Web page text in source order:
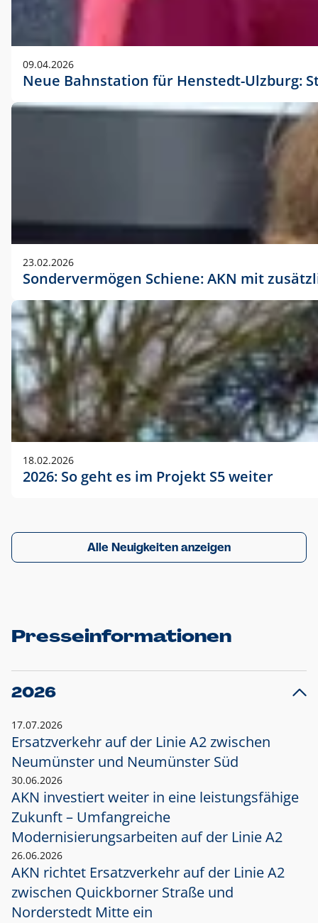
09.04.2026
Neue Bahnstation für Henstedt-Ulzburg:
23.02.2026
Sondervermögen Schiene: AKN mit
18.02.2026
2026: So geht es im Projekt S5 weiter
Alle Neuigkeiten anzeigen
Presseinformationen
2026
17.07.2026
Ersatzverkehr auf der Linie A2 zwischen
Neumünster und Neumünster Süd
30.06.2026
AKN investiert weiter in eine leistungsfähige
Zukunft – Umfangreiche
Modernisierungsarbeiten auf der Linie A2
26.06.2026
AKN richtet Ersatzverkehr auf der Linie A2
zwischen Quickborner Straße und
Norderstedt Mitte ein